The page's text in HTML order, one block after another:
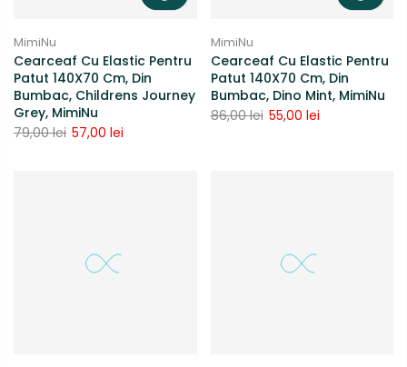
MimiNu
Cearceaf Cu Elastic Pentru
Patut 140X70 Cm, Din
Bumbac, Childrens Journey
Grey, MimiNu
79,00 lei 57,00 lei
MimiNu
Cearceaf Cu Elastic Pentru
Patut 140X70 Cm, Din
Bumbac, Dino Mint, MimiNu
86,00 lei 55,00 lei